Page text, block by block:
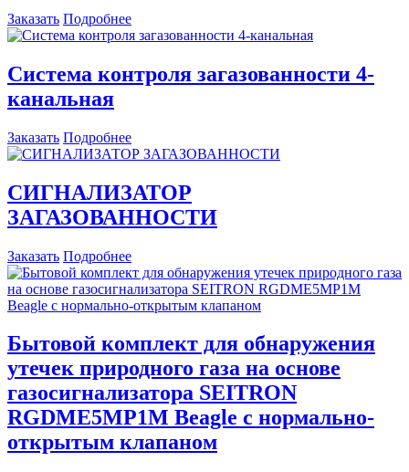
Заказать Подробнее
Система контроля загазованности 4-
канальная
Заказать Подробнее
СИГНАЛИЗАТОР
ЗАГАЗОВАННОСТИ
Заказать Подробнее
Бытовой комплект для обнаружения
утечек природного газа на основе
газосигнализатора SEITRON
RGDME5MP1М Beagle с нормально-
открытым клапаном